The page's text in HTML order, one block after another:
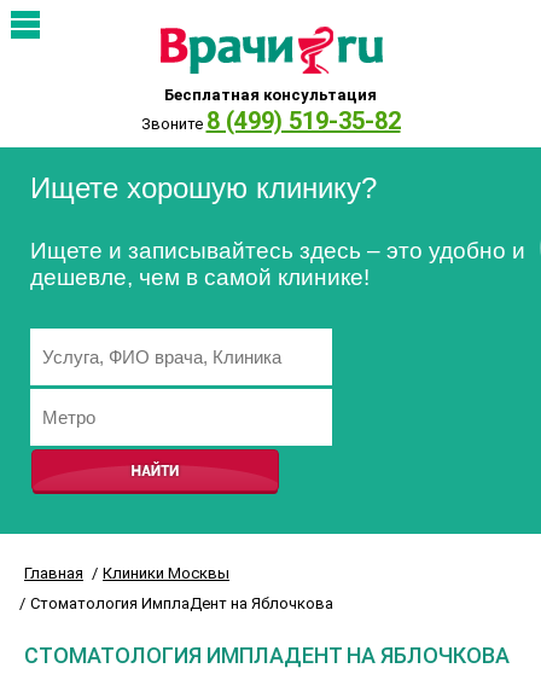
Бесплатная консультация
Звоните 8 (499) 519-35-82
Ищете хорошую клинику?
Ищете и записывайтесь здесь – это удобно и
дешевле, чем в самой клинике!
Главная
Клиники Москвы
Стоматология ИмплаДент на Яблочкова
СТОМАТОЛОГИЯ ИМПЛАДЕНТ НА ЯБЛОЧКОВА